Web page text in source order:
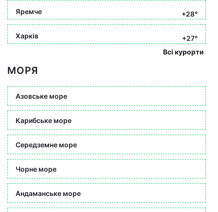
Яремче +28°
Харків
+27°
Всі курорти
МОРЯ
Азовське море
Карибське море
Середземне море
Чорне море
Андаманське море